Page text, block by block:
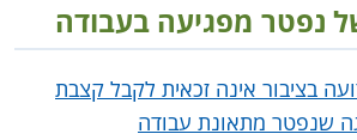
נפטר מפגיעה בעבודה
בציבור אינה זכאית לקבל קצבת
שנפטר מתאונת עבודה